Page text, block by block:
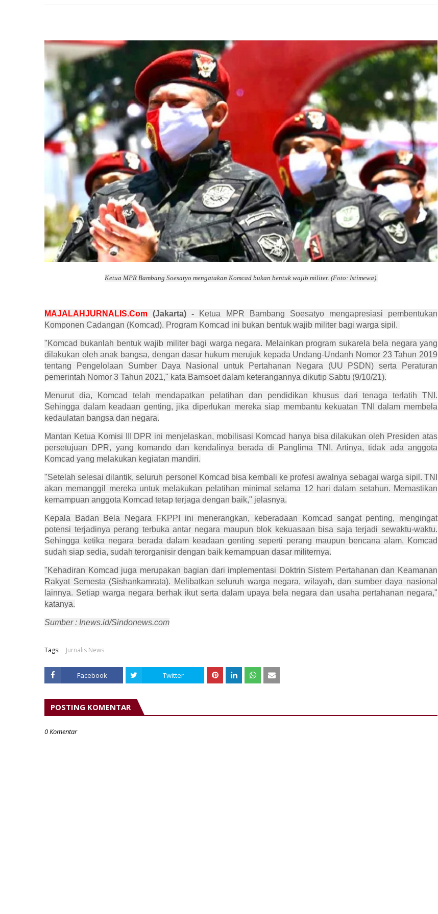
Ketua MPR Bambang Soesatyo mengatakan Komcad bukan bentuk wajib militer. (Foto: Istimewa).
MAJALAHJURNALIS.Com(Jakarta) - Ketua MPR Bambang Soesatyo mengapresiasi pembentukan
Komponen Cadangan (Komcad). Program Komcad ini bukan bentuk wajib militer bagi warga sipil.
"Komcad bukanlah bentuk wajib militer bagi warga negara. Melainkan program sukarela bela negara yang
dilakukan oleh anak bangsa, dengan dasar hukum merujuk kepada Undang-Undanh Nomor 23 Tahun 2019
tentang Pengelolaan Sumber Daya Nasional untuk Pertahanan Negara (UU PSDN) serta Peraturan
pemerintah Nomor 3 Tahun 2021," kata Bamsoet dalam keterangannya dikutip Sabtu (9/10/21).
Menurut dia, Komcad telah mendapatkan pelatihan dan pendidikan khusus dari tenaga terlatih TNI.
Sehingga dalam keadaan genting, jika diperlukan mereka siap membantu kekuatan TNI dalam membela
kedaulatan bangsa dan negara.
Mantan Ketua Komisi III DPR ini menjelaskan, mobilisasi Komcad hanya bisa dilakukan oleh Presiden atas
persetujuan DPR, yang komando dan kendalinya berada di Panglima TNI. Artinya, tidak ada anggota
Komcad yang melakukan kegiatan mandiri.
"Setelah selesai dilantik, seluruh personel Komcad bisa kembali ke profesi awalnya sebagai warga sipil. TNI
akan memanggil mereka untuk melakukan pelatihan minimal selama 12 hari dalam setahun. Memastikan
kemampuan anggota Komcad tetap terjaga dengan baik," jelasnya.
Kepala Badan Bela Negara FKPPI ini menerangkan, keberadaan Komcad sangat penting, mengingat
potensi terjadinya perang terbuka antar negara maupun blok kekuasaan bisa saja terjadi sewaktu-waktu.
Sehingga ketika negara berada dalam keadaan genting seperti perang maupun bencana alam, Komcad
sudah siap sedia, sudah terorganisir dengan baik kemampuan dasar militernya.
"Kehadiran Komcad juga merupakan bagian dari implementasi Doktrin Sistem Pertahanan dan Keamanan
Rakyat Semesta (Sishankamrata). Melibatkan seluruh warga negara, wilayah, dan sumber daya nasional
lainnya. Setiap warga negara berhak ikut serta dalam upaya bela negara dan usaha pertahanan negara,"
katanya.
Sumber : Inews.id/Sindonews.com
Tags: Jurnalis News
Facebook Twitter
POSTING KOMENTAR
0 Komentar